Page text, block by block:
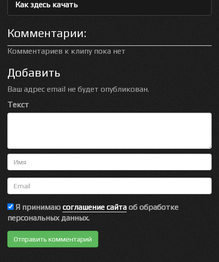
Как здесь качать
Комментарии:
Комментариев к клипу пока нет
Добавить
Ваш адрес email не будет опубликован.
Текст
Имя
Email
Я принимаю соглашение сайта об обработке
персональных данных.